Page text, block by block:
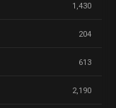
1,430
204
613
2,190